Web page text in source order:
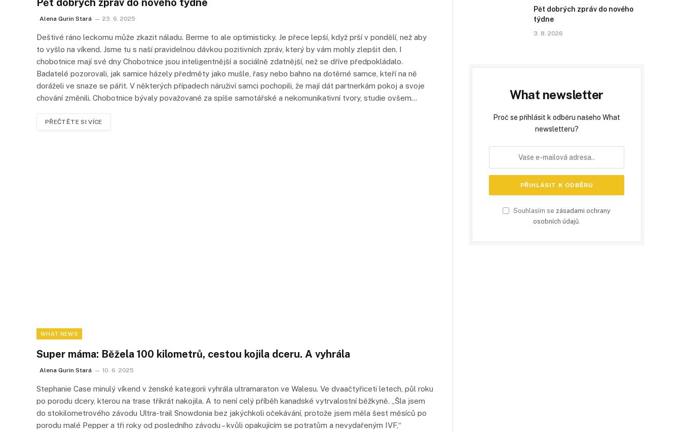
Pět dobrých zpráv do nového týdne
Alena Gurin Stará 23. 6. 2025
Deštivé ráno leckomu může zkazit náladu. Berme to ale optimisticky. Je přece lepší, když prší v pondělí, než aby
to vyšlo na víkend. Jsme tu s naší pravidelnou dávkou pozitivních zpráv, který by vám mohly zlepšit den. I
chobotnice mají své dny Chobotnice jsou inteligentnější a sociálně zdatnější, než se dříve předpokládalo.
Badatelé pozorovali, jak samice házely předměty jako mušle, řasy nebo bahno na dotěrné samce, kteří na ně
doráželi ve snaze se pářit. V některých případech náruživí samci pochopili, že mají dát partnerkám pokoj a svoje
chování změnili. Chobotnice bývaly považované za spíše samotářské a nekomunikativní tvory, studie ovšem…
PŘEČTĚTE SI VÍCE
WHAT NEWS
Super máma: Běžela 100 kilometrů, cestou kojila dceru. A vyhrála
Alena Gurin Stará 10. 6. 2025
Stephanie Case minulý víkend v ženské kategorii vyhrála ultramaraton ve Walesu. Ve dvaačtyřiceti letech, půl roku
po porodu dcery, kterou na trase třikrát nakojila. A to není celý příběh kanadské vytrvalostní běžkyně. „Šla jsem
do stokilometrového závodu Ultra-trail Snowdonia bez jakýchkoli očekávání, protože jsem měla šest měsíců po
porodu malé Pepper a tři roky od posledního závodu – kvůli opakujícím se potratům a nevydařeným IVF,“
Pět dobrých zpráv do nového
týdne
3. 8. 2026
What newsletter
Proč se přihlásit k odběru našeho What
newsletteru?
Souhlasím se zásadami ochrany
osobních údajů.